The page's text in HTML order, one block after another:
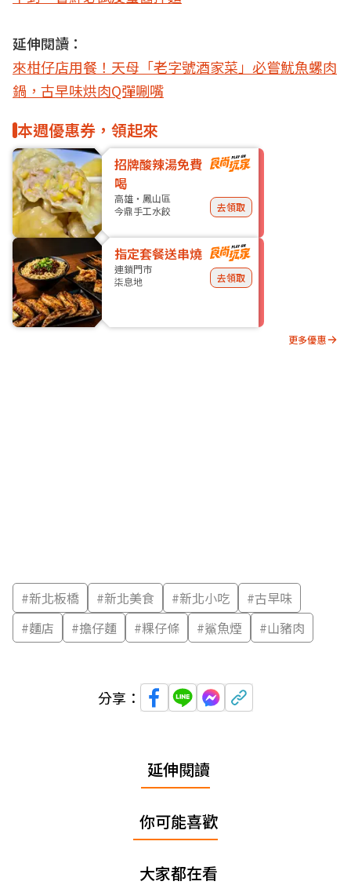
延伸閱讀：
來柑仔店用餐！天母「老字號酒家菜」必嘗魷魚螺肉
鍋，古早味烘肉Q彈唰嘴
本週優惠券，領起來
招牌酸辣湯免費
喝
高雄・鳳山區
今鼎手工水餃
去領取
指定套餐送串燒
連鎖門市
柒息地
去領取
更多優惠
#新北板橋 #新北美食 #新北小吃 #古早味
#麵店 #擔仔麵 #粿仔條 #鯊魚煙 #山豬肉
分享：
延伸閱讀
你可能喜歡
大家都在看